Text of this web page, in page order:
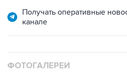
Получать оперативные
канале
ФОТОГАЛЕРЕИ